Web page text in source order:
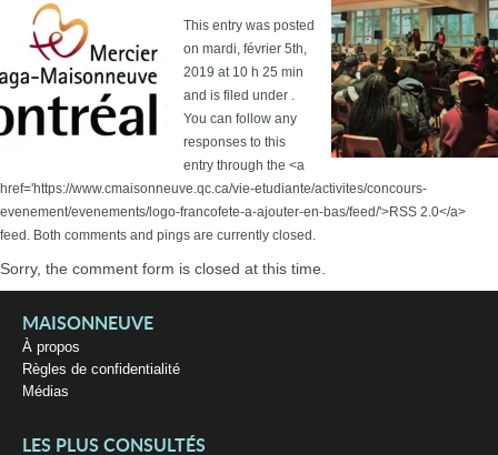
This entry was posted
on mardi, février 5th,
2019 at 10 h 25 min
and is filed under .
You can follow any
responses to this
entry through the <a
href='https://www.cmaisonneuve.qc.ca/vie-etudiante/activites/concours-
evenement/evenements/logo-francofete-a-ajouter-en-bas/feed/'>RSS 2.0</a>
feed. Both comments and pings are currently closed.
Sorry, the comment form is closed at this time.
MAISONNEUVE
À propos
Règles de confidentialité
Médias
LES PLUS CONSULTÉS